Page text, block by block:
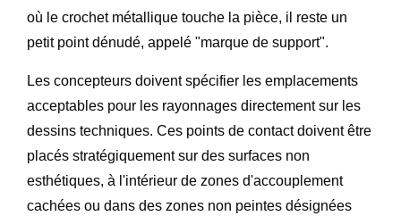
où le crochet métallique touche la pièce, il reste un
petit point dénudé, appelé "marque de support".
Les concepteurs doivent spécifier les emplacements
acceptables pour les rayonnages directement sur les
dessins techniques. Ces points de contact doivent être
placés stratégiquement sur des surfaces non
esthétiques, à l'intérieur de zones d'accouplement
cachées ou dans des zones non peintes désignées